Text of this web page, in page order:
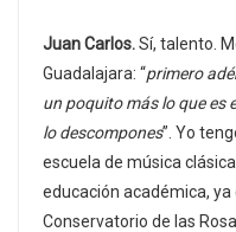
Juan Carlos.Sí, talento.
Guadalajara: “primero
un poquito más lo que es
lo descompones”. Yo
escuela de música
educación académica, ya
Conservatorio de las